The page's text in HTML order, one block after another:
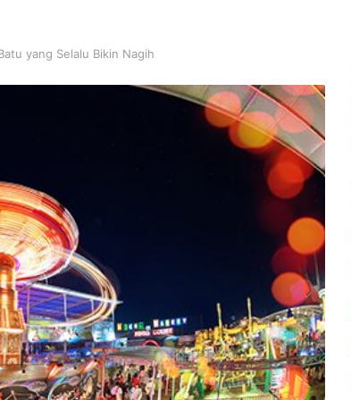
yang Selalu Bikin Nagih